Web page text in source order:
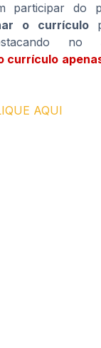
participar do
o currículo
no
currículo
AQUI